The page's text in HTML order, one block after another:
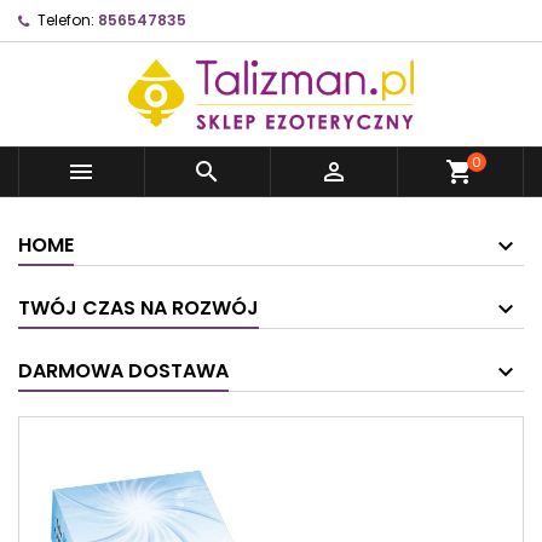
Telefon: 856547835
   shopping_cart0
HOME
TWÓJ CZAS NA ROZWÓJ
DARMOWA DOSTAWA